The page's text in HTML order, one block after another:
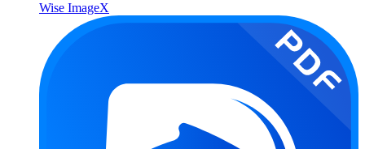
Wise ImageX